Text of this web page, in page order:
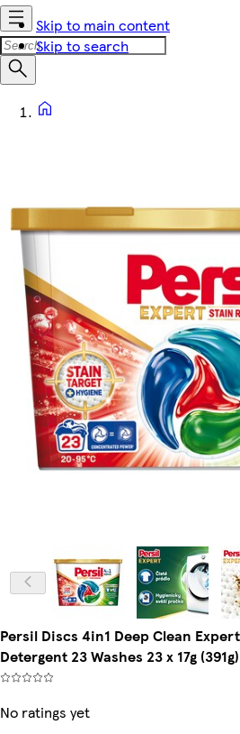
Skip to main content
Skip to search
Persil Discs 4in1 Deep Clean
Detergent 23 Washes 23 x 17g (391g)
No ratings yet